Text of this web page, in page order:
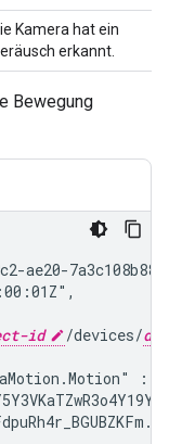
Kamera hat ein
erkannt.
Bewegung
ae20-
id /devices/
" : {